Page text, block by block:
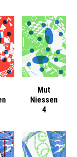
Mut
Niessen
4